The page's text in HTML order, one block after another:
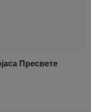
Пресвете